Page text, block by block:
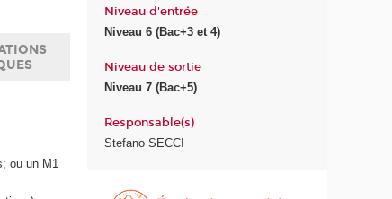
ou un M1
Niveau d'entrée
Niveau 6 (Bac+3 et 4)
Niveau de sortie
Niveau 7 (Bac+5)
Responsable(s)
Stefano SECCI